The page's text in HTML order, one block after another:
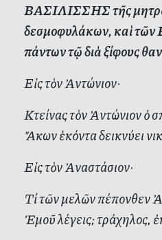
ΒΑΣΙΛΙΣΣΗΣ τῆς
δεσμοφυλάκων, καὶ
πάντων τῷ διὰ ξίφους
Εἰς τὸν Ἀντώνιον·
Κτείνας τὸν Ἀντώνιον ὁ
Ἄκων ἑκόντα δεικνύει
Εἰς τὸν Ἀναστάσιον·
Τί τῶν μελῶν πέπονθεν
Ἐμοῦ λέγεις; τράχηλος,